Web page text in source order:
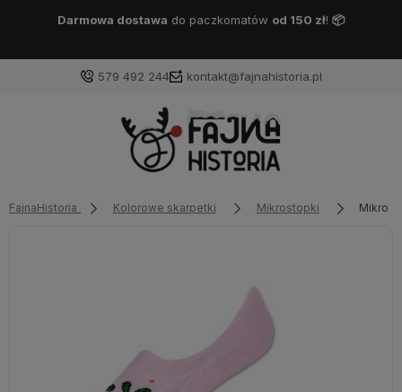
Darmowa dostawaDPD Pickupod 150 zł! 📦
579 492 244 kontakt@fajnahistoria.pl
FajnaHistoria Kolorowe skarpetki Mikrostopki